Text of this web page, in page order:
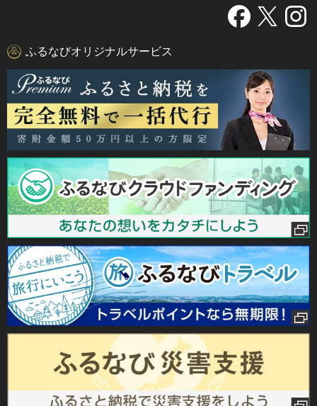
ふるなびオリジナルサービス